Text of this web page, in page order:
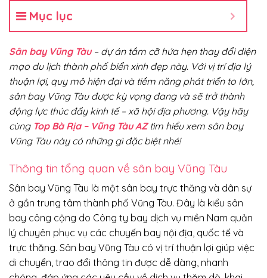
Mục lục
Sân bay Vũng Tàu– dự án tầm cỡ hứa hẹn thay đổi diện
mạo du lịch thành phố biển xinh đẹp này. Với vị trí địa lý
thuận lợi, quy mô hiện đại và tiềm năng phát triển to lớn,
sân bay Vũng Tàu được kỳ vọng đang và sẽ trở thành
động lực thúc đẩy kinh tế – xã hội địa phương. Vậy hãy
cùng Top Bà Rịa – Vũng Tàu AZtìm hiểu xem sân bay
Vũng Tàu này có những gì đặc biệt nhé!
Thông tin tổng quan về sân bay Vũng Tàu
Sân bay Vũng Tàu là một sân bay trực thăng và dân sự
ở gần trung tâm thành phố Vũng Tàu. Đây là kiểu sân
bay công cộng do Công ty bay dịch vụ miền Nam quản
lý chuyên phục vụ các chuyến bay nội địa, quốc tế và
trực thăng. Sân bay Vũng Tàu có vị trí thuận lợi giúp việc
di chuyển, trao đổi thông tin được dễ dàng, nhanh